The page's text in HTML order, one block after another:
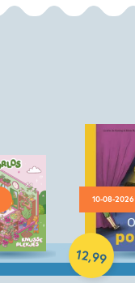
10-08-2026
12,99
Hardcover